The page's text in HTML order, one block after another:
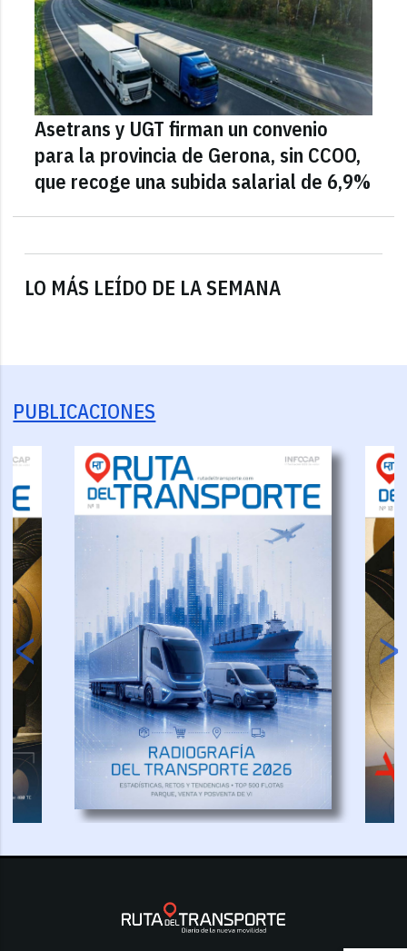
LO MÁS LEÍDO DE LA SEMANA
Asetrans y UGT firman un convenio
para la provincia de Gerona, sin CCOO,
que recoge una subida salarial de 6,9%
PUBLICACIONES